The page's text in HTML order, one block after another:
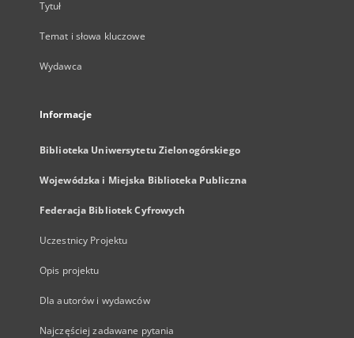
Tytuł
Temat i słowa kluczowe
Wydawca
Informacje
Biblioteka Uniwersytetu Zielonogórskiego
Wojewódzka i Miejska Biblioteka Publiczna
Federacja Bibliotek Cyfrowych
Uczestnicy Projektu
Opis projektu
Dla autorów i wydawców
Najczęściej zadawane pytania